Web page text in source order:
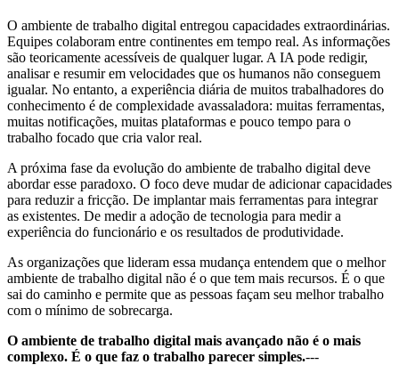
O ambiente de trabalho digital entregou capacidades extraordinárias.
Equipes colaboram entre continentes em tempo real. As informações
são teoricamente acessíveis de qualquer lugar. A IA pode redigir,
analisar e resumir em velocidades que os humanos não conseguem
igualar. No entanto, a experiência diária de muitos trabalhadores do
conhecimento é de complexidade avassaladora: muitas ferramentas,
muitas notificações, muitas plataformas e pouco tempo para o
trabalho focado que cria valor real.
A próxima fase da evolução do ambiente de trabalho digital deve
abordar esse paradoxo. O foco deve mudar de adicionar capacidades
para reduzir a fricção. De implantar mais ferramentas para integrar
as existentes. De medir a adoção de tecnologia para medir a
experiência do funcionário e os resultados de produtividade.
As organizações que lideram essa mudança entendem que o melhor
ambiente de trabalho digital não é o que tem mais recursos. É o que
sai do caminho e permite que as pessoas façam seu melhor trabalho
com o mínimo de sobrecarga.
O ambiente de trabalho digital mais avançado não é o mais
complexo. É o que faz o trabalho parecer simples.---